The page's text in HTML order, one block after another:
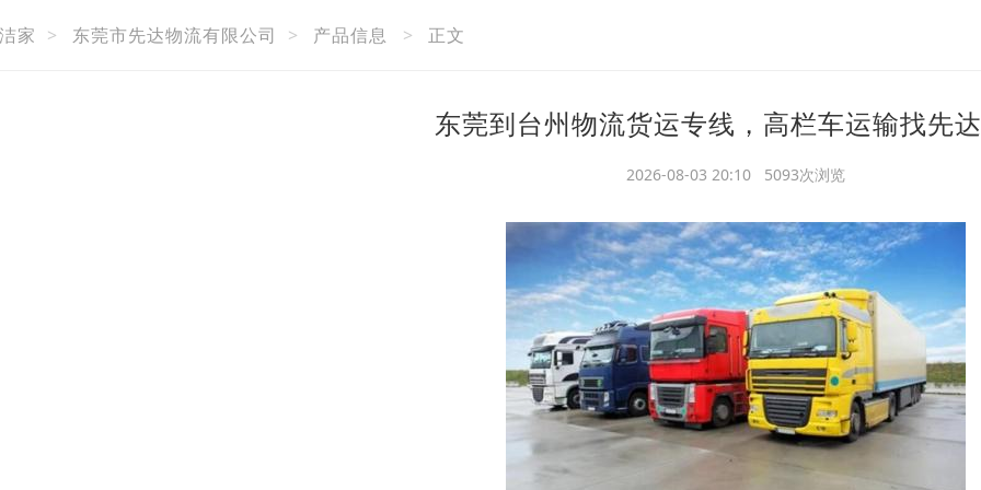
家 > 东莞市先达物流有限公司 > 产品信息 > 正文
东莞到台州物流货运专线，高栏车运输找先
2026-08-03 20:10 5093次浏览